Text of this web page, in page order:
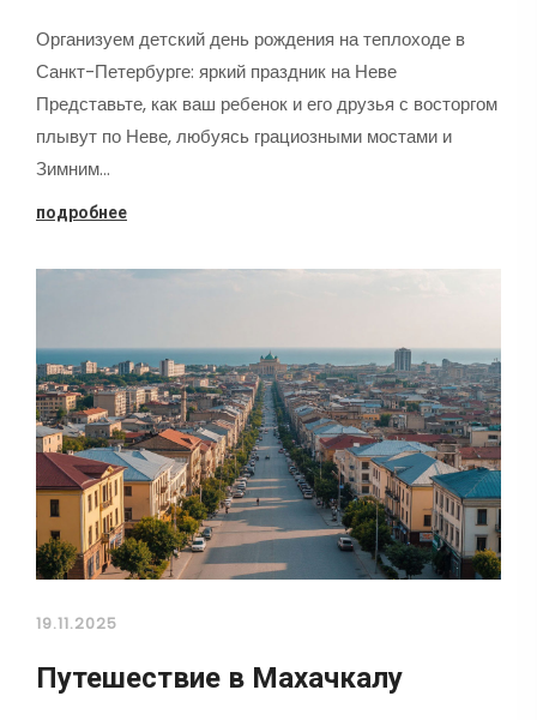
Организуем детский день рождения на теплоходе в
Санкт-Петербурге: яркий праздник на Неве
Представьте, как ваш ребенок и его друзья с восторгом
плывут по Неве, любуясь грациозными мостами и
Зимним…
подробнее
19.11.2025
Путешествие в Махачкалу